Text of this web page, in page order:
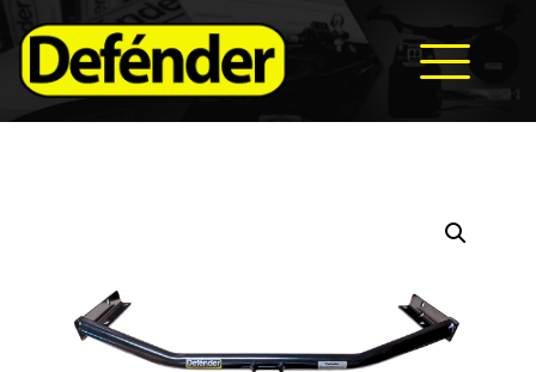
RECURSOS
BLOG